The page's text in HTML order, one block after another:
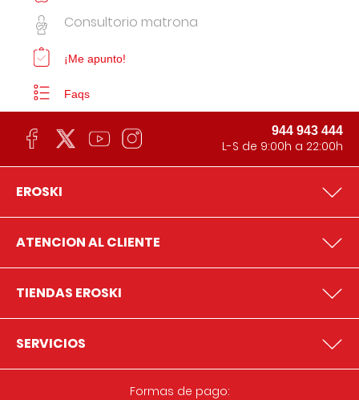
Consultorio matrona
¡Me apunto!
Faqs
944 943 444
L-S de 9:00h a 22:00h
EROSKI
ATENCION AL CLIENTE
TIENDAS EROSKI
SERVICIOS
Formas de pago: